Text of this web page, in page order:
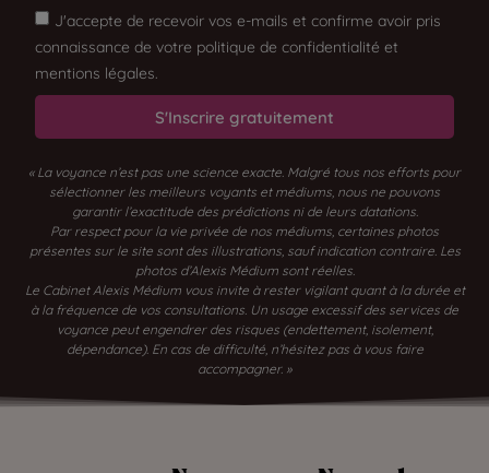
J'accepte de recevoir vos e-mails et confirme avoir pris
connaissance de votre politique de confidentialité et
mentions légales.
S'Inscrire gratuitement
« La voyance n’est pas une science exacte. Malgré tous nos efforts pour
sélectionner les meilleurs voyants et médiums, nous ne pouvons
garantir l’exactitude des prédictions ni de leurs datations.
Par respect pour la vie privée de nos médiums, certaines photos
présentes sur le site sont des illustrations, sauf indication contraire. Les
photos d’Alexis Médium sont réelles.
Le Cabinet Alexis Médium vous invite à rester vigilant quant à la durée et
à la fréquence de vos consultations. Un usage excessif des services de
voyance peut engendrer des risques (endettement, isolement,
dépendance). En cas de difficulté, n’hésitez pas à vous faire
accompagner. »